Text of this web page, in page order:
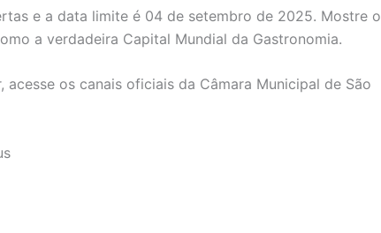
e a data limite é 04 de setembro de 2025. Mostre o
a verdadeira Capital Mundial da Gastronomia.
os canais oficiais da Câmara Municipal de São